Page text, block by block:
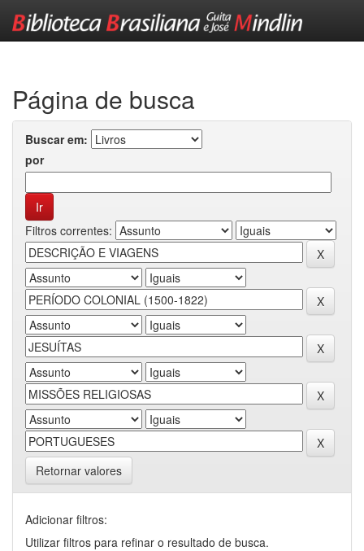
Página de busca
Buscar em:
por
Filtros correntes:
Retornar valores
Adicionar filtros:
Utilizar filtros para refinar o resultado de busca.